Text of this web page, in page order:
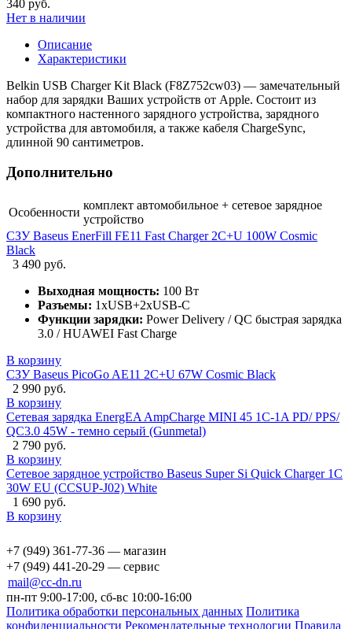
340 руб.
Нет в наличии
Описание
Характеристики
Belkin USB Charger Kit Black (F8Z752cw03) — замечательный
набор для зарядки Ваших устройств от Apple. Состоит из
компактного настенного зарядного устройства, зарядного
устройства для автомобиля, а также кабеля ChargeSync,
длинной 90 сантиметров.
Дополнительно
Особенности
комплект автомобильное + сетевое зарядное
устройство
СЗУ Baseus EnerFill FE11 Fast Charger 2C+U 100W Cosmic
Black
3 490 руб.
Выходная мощность: 100 Вт
Разъемы: 1xUSB+2xUSB-C
Функции зарядки: Power Delivery / QC быстрая зарядка
3.0 / HUAWEI Fast Charge
В корзину
СЗУ Baseus PicoGo AE11 2C+U 67W Cosmic Black
2 990 руб.
В корзину
Сетевая зарядка EnergEA AmpCharge MINI 45 1C-1A PD/ PPS/
QC3.0 45W - темно серый (Gunmetal)
2 790 руб.
В корзину
Сетевое зарядное устройство Baseus Super Si Quick Charger 1C
30W EU (CCSUP-J02) White
1 690 руб.
В корзину
+7 (949) 361-77-36 — магазин
+7 (949) 441-20-29 — сервис
mail@cc-dn.ru
пн-пт 9:00-17:00, сб-вс 10:00-16:00
Политика обработки персональных данных Политика
конфиденциальности Рекомендательные технологии Правила